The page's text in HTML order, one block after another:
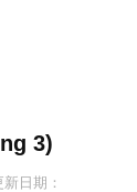
3)
新日期：